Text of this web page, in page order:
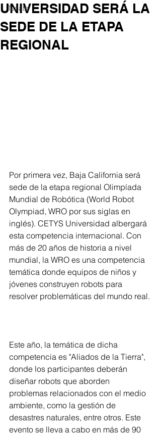
Tecate
UNIVERSIDAD SERÁ LA
SEDE DE LA ETAPA
REGIONAL
Por primera vez, Baja California será
sede de la etapa regional Olimpíada
Mundial de Robótica (World Robot
Olympiad, WRO por sus siglas en
inglés). CETYS Universidad albergará
esta competencia internacional. Con
más de 20 años de historia a nivel
mundial, la WRO es una competencia
temática donde equipos de niños y
jóvenes construyen robots para
resolver problemáticas del mundo real.
Este año, la temática de dicha
competencia es "Aliados de la Tierra",
donde los participantes deberán
diseñar robots que aborden
problemas relacionados con el medio
ambiente, como la gestión de
desastres naturales, entre otros. Este
evento se lleva a cabo en más de 90